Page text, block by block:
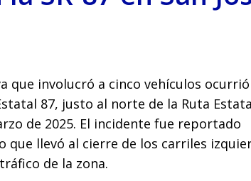
que involucró a cinco vehículos
87, justo al norte de la Ruta
de 2025. El incidente fue reportado
que llevó al cierre de los carriles
de la zona.